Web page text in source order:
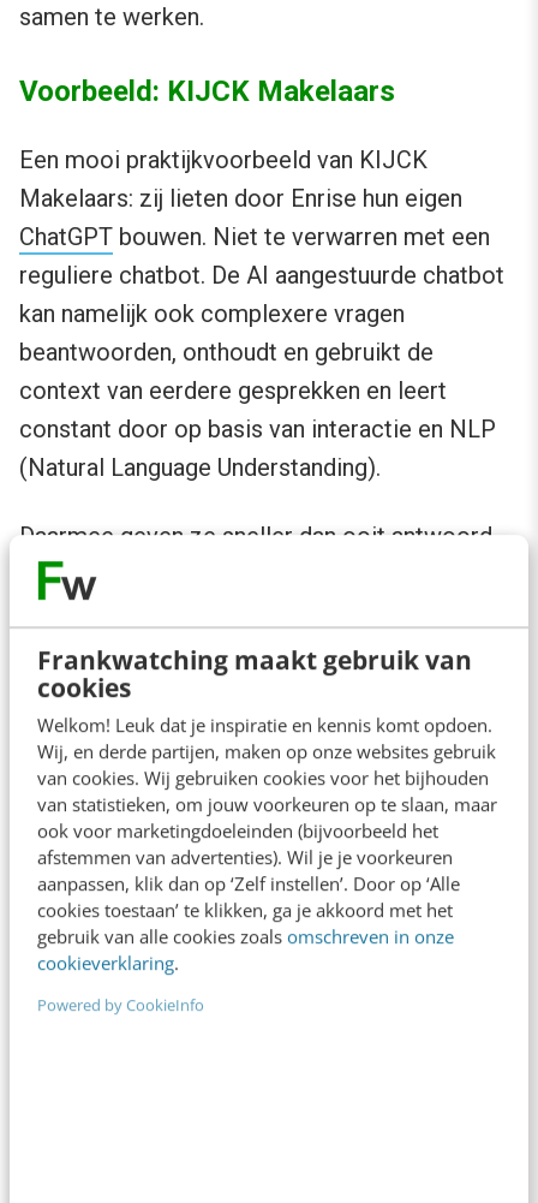
Frankwatching maakt gebruik van
cookies
Welkom! Leuk dat je inspiratie en kennis komt opdoen.
Wij, en derde partijen, maken op onze websites gebruik
van cookies. Wij gebruiken cookies voor het bijhouden
van statistieken, om jouw voorkeuren op te slaan, maar
ook voor marketingdoeleinden (bijvoorbeeld het
afstemmen van advertenties). Wil je je voorkeuren
aanpassen, klik dan op ‘Zelf instellen’. Door op ‘Alle
cookies toestaan’ te klikken, ga je akkoord met het
gebruik van alle cookies zoals omschreven in onze
cookieverklaring.
Powered by CookieInfo
samen te werken.
Voorbeeld: KIJCK Makelaars
Een mooi praktijkvoorbeeld van KIJCK
Makelaars: zij lieten door Enrise hun eigen
ChatGPT bouwen. Niet te verwarren met een
reguliere chatbot. De AI aangestuurde chatbot
kan namelijk ook complexere vragen
beantwoorden, onthoudt en gebruikt de
context van eerdere gesprekken en leert
constant door op basis van interactie en NLP
(Natural Language Understanding).
Daarmee geven ze sneller dan ooit antwoord
op (routine)vragen. De tijd die ze daarmee
contact. Precies het werk waar de collega’s én
klanten blij van worden, want uiteindelijk blijft
de menselijke kant bij klantcontact onmisbaar.
Voorbeeld: Zonneplan
Ook Zonneplan heeft dit begrepen. Zij werken
met een chatbot op basis van AI, maar zodra je
de vraag stelt ‘Kan ik een medewerker
dat vind ik sterk: sneller antwoord op vragen